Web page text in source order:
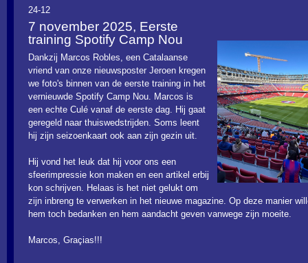
24-12
7 november 2025, Eerste
training Spotify Camp Nou
Dankzij Marcos Robles, een Catalaanse
vriend van onze nieuwsposter Jeroen kregen
we foto's binnen van de eerste training in het
vernieuwde Spotify Camp Nou. Marcos is
een echte Culé vanaf de eerste dag. Hij gaat
geregeld naar thuiswedstrijden. Soms leent
hij zijn seizoenkaart ook aan zijn gezin uit.
Hij vond het leuk dat hij voor ons een
sfeerimpressie kon maken en een artikel erbij
kon schrijven. Helaas is het niet gelukt om
zijn inbreng te verwerken in het nieuwe magazine. Op deze manier
hem toch bedanken en hem aandacht geven vanwege zijn moeite.
Marcos, Graçias!!!